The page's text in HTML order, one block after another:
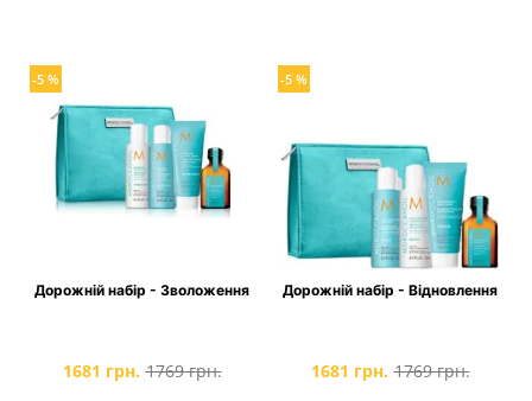
-5 %
Дорожній набір - Зволоження
1681 грн. 1769 грн.
-5 %
Дорожній набір - Відновлення
1681 грн. 1769 грн.